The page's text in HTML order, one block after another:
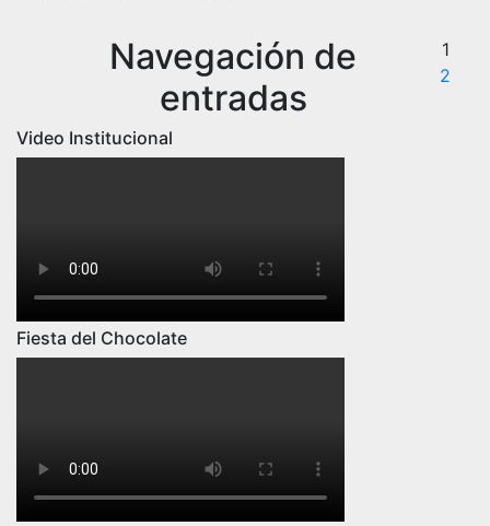
Navegación de
entradas
1
2
Video Institucional
Fiesta del Chocolate